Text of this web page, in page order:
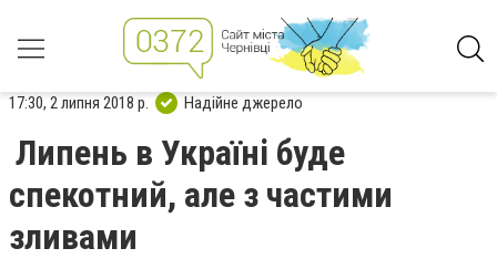
17:30, 2 липня 2018 р. Надійне джерело
Липень в Україні буде
спекотний, але з частими
зливами